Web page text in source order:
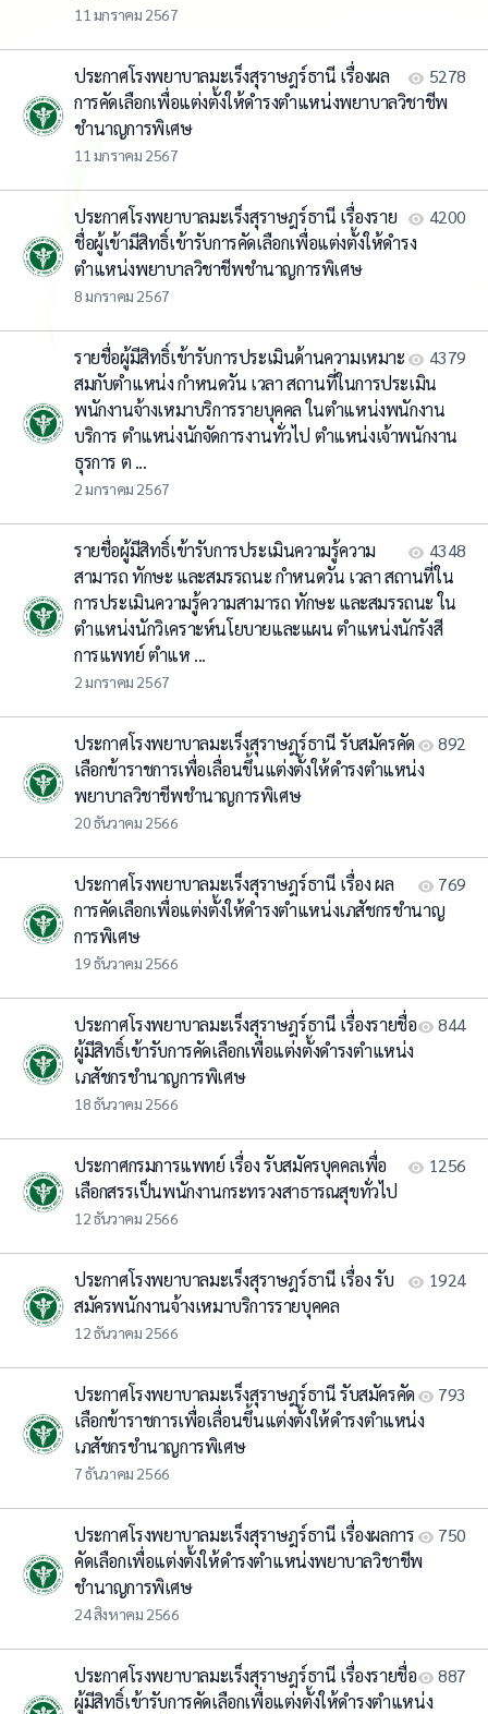
11 มกราคม 2567
5278
ประกาศโรงพยาบาลมะเร็งสุราษฎร์ธานี เรื่องผล
การคัดเลือกเพื่อแต่งตั้งให้ดำรงตำแหน่งพยาบาลวิชาชีพ
ชำนาญการพิเศษ
11 มกราคม 2567
4200
ประกาศโรงพยาบาลมะเร็งสุราษฎร์ธานี เรื่องราย
ชื่อผู้เข้ามีสิทธิ์เข้ารับการคัดเลือกเพื่อแต่งตั้งให้ดำรง
ตำแหน่งพยาบาลวิชาชีพชำนาญการพิเศษ
8 มกราคม 2567
4379
รายชื่อผู้มีสิทธิ์เข้ารับการประเมินด้านความเหมาะ
สมกับตำแหน่ง กำหนดวัน เวลา สถานที่ในการประเมิน
พนักงานจ้างเหมาบริการรายบุคคล ในตำแหน่งพนักงาน
บริการ ตำแหน่งนักจัดการงานทั่วไป ตำแหน่งเจ้าพนักงาน
ธุรการ ต ...
2 มกราคม 2567
4348
รายชื่อผู้มีสิทธิ์เข้ารับการประเมินความรู้ความ
สามารถ ทักษะ และสมรรถนะ กำหนดวัน เวลา สถานที่ใน
การประเมินความรู้ความสามารถ ทักษะ และสมรรถนะ ใน
ตำแหน่งนักวิเคราะห์นโยบายและแผน ตำแหน่งนักรังสี
การแพทย์ ตำแห ...
2 มกราคม 2567
892
ประกาศโรงพยาบาลมะเร็งสุราษฎร์ธานี รับสมัครคัด
เลือกข้าราชการเพื่อเลื่อนขึ้นแต่งตั้งให้ดำรงตำแหน่ง
พยาบาลวิชาชีพชำนาญการพิเศษ
20 ธันวาคม 2566
769
ประกาศโรงพยาบาลมะเร็งสุราษฎร์ธานี เรื่อง ผล
การคัดเลือกเพื่อแต่งตั้งให้ดำรงตำแหน่งเภสัชกรชำนาญ
การพิเศษ
19 ธันวาคม 2566
844
ประกาศโรงพยาบาลมะเร็งสุราษฎร์ธานี เรื่องรายชื่อ
ผู้มีสิทธิ์เข้ารับการคัดเลือกเพื่อแต่งตั้งดำรงตำแหน่ง
เภสัชกรชำนาญการพิเศษ
18 ธันวาคม 2566
1256
ประกาศกรมการแพทย์ เรื่อง รับสมัครบุคคลเพื่อ
เลือกสรรเป็นพนักงานกระทรวงสาธารณสุขทั่วไป
12 ธันวาคม 2566
1924
ประกาศโรงพยาบาลมะเร็งสุราษฎร์ธานี เรื่อง รับ
สมัครพนักงานจ้างเหมาบริการรายบุคคล
12 ธันวาคม 2566
793
ประกาศโรงพยาบาลมะเร็งสุราษฎร์ธานี รับสมัครคัด
เลือกข้าราชการเพื่อเลื่อนขึ้นแต่งตั้งให้ดำรงตำแหน่ง
เภสัชกรชำนาญการพิเศษ
7 ธันวาคม 2566
750
ประกาศโรงพยาบาลมะเร็งสุราษฎร์ธานี เรื่องผลการ
คัดเลือกเพื่อแต่งตั้งให้ดำรงตำแหน่งพยาบาลวิชาชีพ
ชำนาญการพิเศษ
24 สิงหาคม 2566
887
ประกาศโรงพยาบาลมะเร็งสุราษฎร์ธานี เรื่องรายชื่อ
ผู้มีสิทธิ์เข้ารับการคัดเลือกเพื่อแต่งตั้งให้ดำรงตำแหน่ง